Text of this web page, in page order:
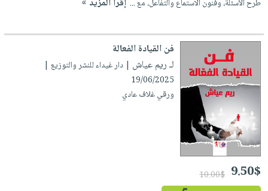
طرح الأسئلة، وفنون الاستماع والتفاعل، مع ...
فن القيادة الفعالة
لـ ريم عياش | دار غيداء للنشر والتوزيع |
19/06/2025
ورقي غلاف عادي
9.50$
10.00$